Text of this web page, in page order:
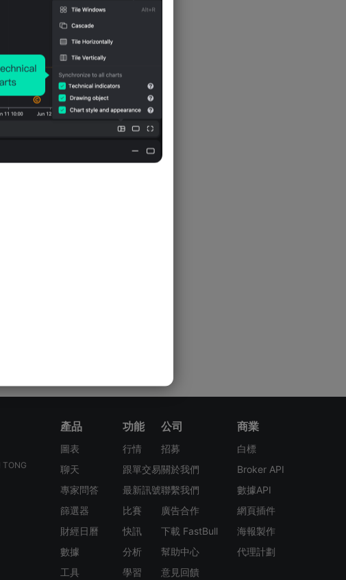
TONG
產品
圖表
聊天
專家問答
篩選器
財經日曆
數據
工具
功能
行情
跟單交易
最新訊號
比賽
快訊
分析
學習
公司
招募
關於我們
聯繫我們
廣告合作
下載 FastBull
幫助中心
意見回饋
商業
白標
Broker API
數據API
網頁插件
海報製作
代理計劃